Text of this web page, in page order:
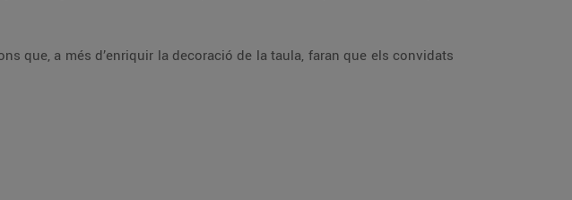
que, a més d’enriquir la decoració de la taula, faran que els convidats